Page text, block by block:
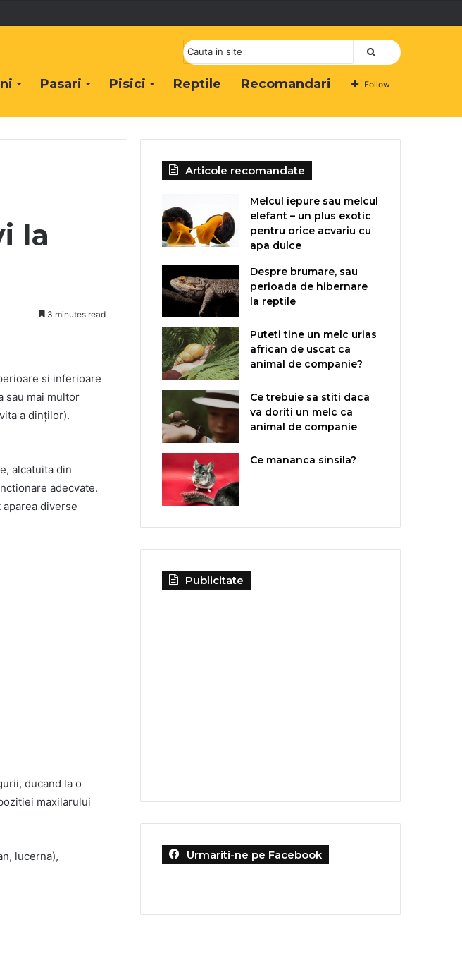
Cauta
Pasari Pisici Reptile Recomandari Follow
la
3 minutes read
si inferioare
sau mai multor
a dinţilor).
alcatuita din
adecvate.
diverse
ducand la o
maxilarului
lucerna),
Articole recomandate
Melcul iepure sau melcul
elefant – un plus exotic
pentru orice acvariu cu
apa dulce
Despre brumare, sau
perioada de hibernare
la reptile
Puteti tine un melc urias
african de uscat ca
animal de companie?
Ce trebuie sa stiti daca
va doriti un melc ca
animal de companie
Ce mananca sinsila?
Publicitate
Urmariti-ne pe Facebook